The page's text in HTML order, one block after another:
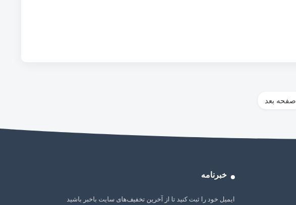
صفحه بعد
خبرنامه
ایمیل خود را ثبت کنید تا از آخرین تخفیف‌های سایت باخبر باشید